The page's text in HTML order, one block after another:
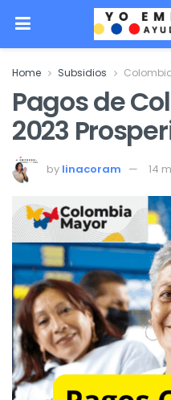
Home Subsidios
Pagos de
2023
by linacoram 14